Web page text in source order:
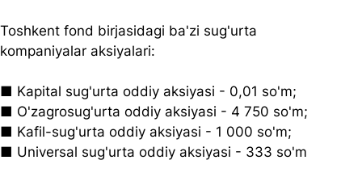
Toshkent fond birjasidagi ba'zi sug'urta
kompaniyalar aksiyalari:
■ Kapital sug'urta oddiy aksiyasi - 0,01 so'm;
■ O'zagrosug'urta oddiy aksiyasi - 4 750 so'm;
■ Kafil-sug'urta oddiy aksiyasi - 1 000 so'm;
■ Universal sug'urta oddiy aksiyasi - 333 so'm